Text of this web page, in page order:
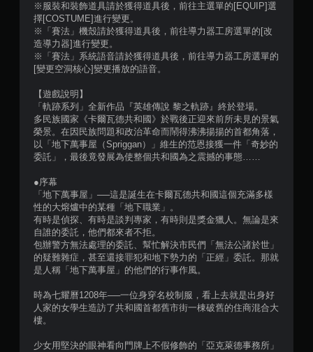
※服裝和裝飾道具請於獲得道具後，前往主選單的[EQUIP]選
擇[COSTUME]進行變更。
※「賽法」機殼請於獲得道具後，前往導力器工房選單的[改
造導力器]進行變更。
※「賽法」系統語音請於獲得道具後，前往導力器工房選單的
[變更空洞核心]變更播放的語音。
【遊戲說明】
「軌跡系列」全新作品『英雄傳說 黎之軌跡』終於登場。
多民族國家《卡爾瓦德共和國》於戰後正迎來前所未見的景氣
榮景。在因民族問題和政治革命而鬧得沸沸揚揚的首都角落，
以「地下萬事屋（Spriggan）」維生的范恩接獲一件「奇妙的
委託」，最後竟發展為使整個共和國為之震撼的事態……
●序幕
「地下萬事屋」──這是誕生在卡爾瓦德共和國這個充滿多樣
性的大熔爐中的某種「地下職業」。
有時是偵探、有時是談判專家，有時則是獎金獵人。無論是來
自誰的委託，他們都來者不拒。
包辦警方無法處理的委託、幫忙解決市民們「無法公諸於世」
的疑難雜症，甚至還接罪犯和地下勢力的「正經」委託。那就
是人稱「地下萬事屋」的他們的行事作風。
時為七耀曆1208年──一位身穿名校制服，看上去就是出身好
人家的女學生造訪了共和國首都舊市街一棟破舊的住商混合大
樓。
少女用堅決的眼神看向門牌上不假修飾的「亞克萊德事務所」